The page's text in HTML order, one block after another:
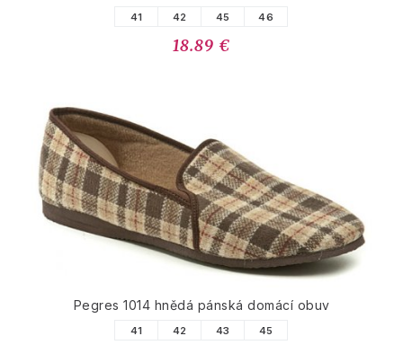
41 42 45 46
18.89 €
Pegres 1014 hnědá pánská domácí obuv
41 42 43 45